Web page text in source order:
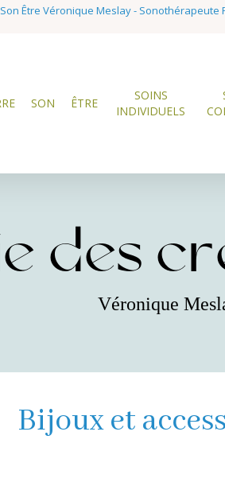
Être Véronique Meslay -
SON ÊTRE
SOINS
INDIVIDUELS
des
Véronique
Bijoux et